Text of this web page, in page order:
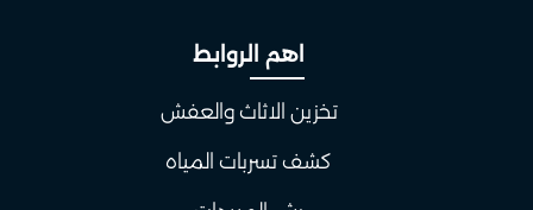
اهم الروابط
تخزين الاثاث والعفش
كشف تسربات المياه